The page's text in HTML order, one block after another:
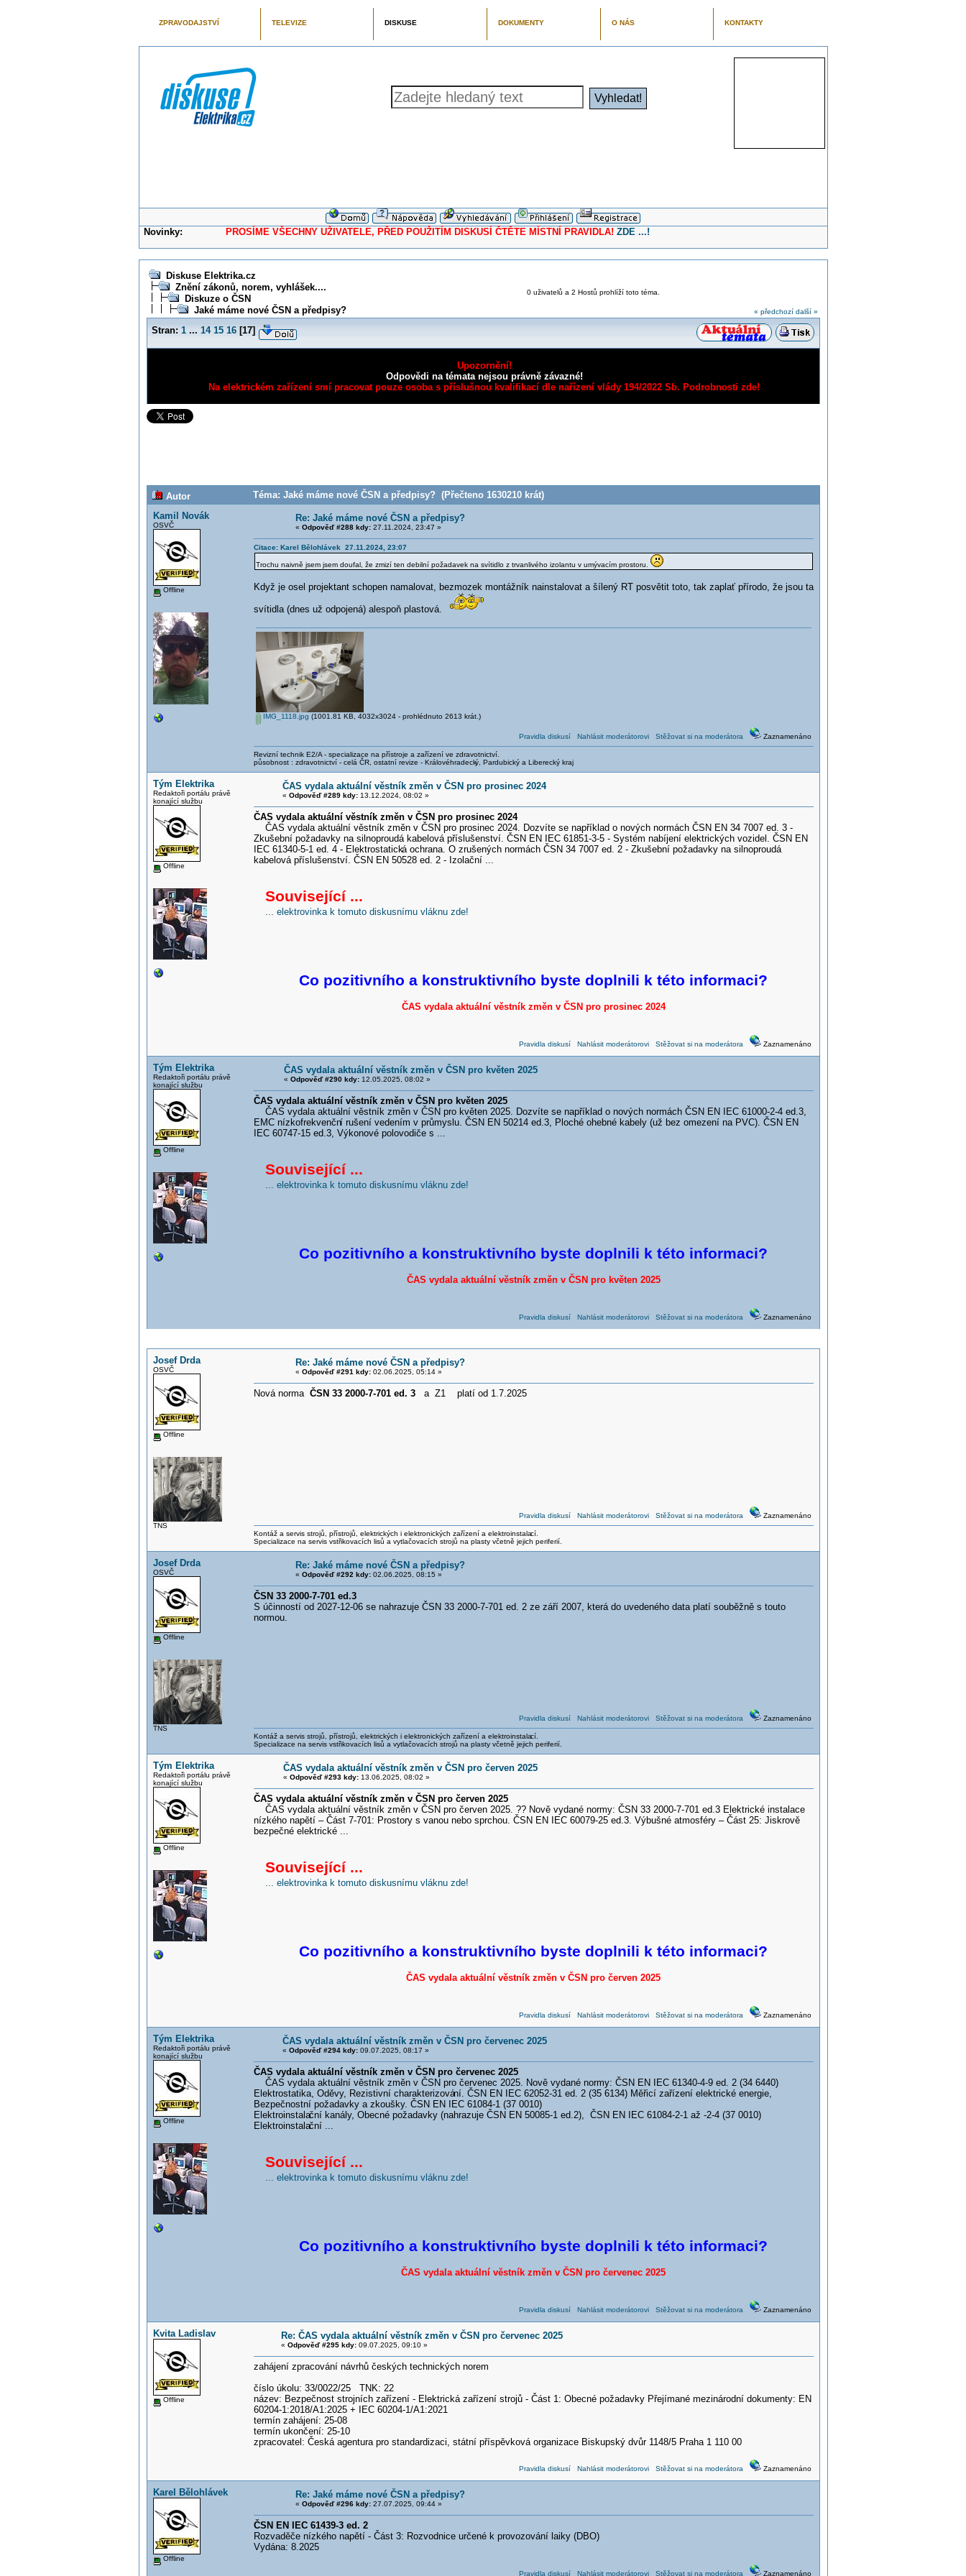
ZPRAVODAJSTVÍ TELEVIZE DISKUSE DOKUMENTY O NÁS KONTAKTY
Novinky: PROSÍME VŠECHNY UŽIVATELE, PŘED POUŽITÍM DISKUSÍ ČTĚTE MÍSTNÍ PRAVIDLA! ZDE ...!
Diskuse Elektrika.cz
Znění zákonů, norem, vyhlášek....
Diskuze o ČSN
Jaké máme nové ČSN a předpisy?
0 uživatelů a 2 Hostů prohlíží toto téma.
« předchozí další »
Stran: 1 ... 14 15 16[17]
Upozornění!
Odpovědi na témata nejsou právně závazné!
Na elektrickém zařízení smí pracovat pouze osoba s příslušnou kvalifikací dle nařízení vlády 194/2022 Sb. Podrobnosti zde!
Autor
Téma: Jaké máme nové ČSN a předpisy? (Přečteno 1630210 krát)
Kamil Novák
OSVČ
Offline
Re: Jaké máme nové ČSN a předpisy?
« Odpověď #288 kdy:27.11.2024, 23:47 »
Citace: Karel Bělohlávek 27.11.2024, 23:07
Trochu naivně jsem jsem doufal, že zmizí ten debilní požadavek na svítidlo z trvanlivého izolantu v umývacím prostoru.
Když je osel projektant schopen namalovat, bezmozek montážník nainstalovat a šílený RT posvětit toto, tak zaplať přírodo, že jsou ta
svítidla (dnes už odpojená) alespoň plastová.
IMG_1118.jpg (1001.81 KB, 4032x3024 - prohlédnuto 2613 krát.)
Pravidla diskusí Nahlásit moderátorovi Stěžovat si na moderátora Zaznamenáno
Revizní technik E2/A - specializace na přístroje a zařízení ve zdravotnictví.
působnost : zdravotnictví - celá ČR, ostatní revize - Královéhradecký, Pardubický a Liberecký kraj
Tým Elektrika
Redaktoři portálu právě
konající službu
Offline
ČAS vydala aktuální věstník změn v ČSN pro prosinec 2024
« Odpověď #289 kdy:13.12.2024, 08:02 »
ČAS vydala aktuální věstník změn v ČSN pro prosinec 2024
ČAS vydala aktuální věstník změn v ČSN pro prosinec 2024. Dozvíte se například o nových normách ČSN EN 34 7007 ed. 3 -
Zkušební požadavky na silnoproudá kabelová příslušenství. ČSN EN IEC 61851-3-5 - Systém nabíjení elektrických vozidel. ČSN EN
IEC 61340-5-1 ed. 4 - Elektrostatická ochrana. O zrušených normách ČSN 34 7007 ed. 2 - Zkušební požadavky na silnoproudá
kabelová příslušenství. ČSN EN 50528 ed. 2 - Izolační ...
Související ...
... elektrovinka k tomuto diskusnímu vláknu zde!
Co pozitivního a konstruktivního byste doplnili k této informaci?
ČAS vydala aktuální věstník změn v ČSN pro prosinec 2024
Pravidla diskusí Nahlásit moderátorovi Stěžovat si na moderátora Zaznamenáno
Tým Elektrika
Redaktoři portálu právě
konající službu
Offline
ČAS vydala aktuální věstník změn v ČSN pro květen 2025
« Odpověď #290 kdy:12.05.2025, 08:02 »
ČAS vydala aktuální věstník změn v ČSN pro květen 2025
ČAS vydala aktuální věstník změn v ČSN pro květen 2025. Dozvíte se například o nových normách ČSN EN IEC 61000-2-4 ed.3,
EMC nízkofrekvenční rušení vedením v průmyslu. ČSN EN 50214 ed.3, Ploché ohebné kabely (už bez omezení na PVC). ČSN EN
IEC 60747-15 ed.3, Výkonové polovodiče s ...
Související ...
... elektrovinka k tomuto diskusnímu vláknu zde!
Co pozitivního a konstruktivního byste doplnili k této informaci?
ČAS vydala aktuální věstník změn v ČSN pro květen 2025
Pravidla diskusí Nahlásit moderátorovi Stěžovat si na moderátora Zaznamenáno
Josef Drda
OSVČ
Offline
TNS
Re: Jaké máme nové ČSN a předpisy?
« Odpověď #291 kdy:02.06.2025, 05:14 »
Nová norma ČSN 33 2000-7-701 ed. 3 a Z1 platí od 1.7.2025
Pravidla diskusí Nahlásit moderátorovi Stěžovat si na moderátora Zaznamenáno
Kontáž a servis strojů, přístrojů, elektrických i elektronických zařízení a elektroinstalací.
Specializace na servis vstřikovacích lisů a vytlačovacích strojů na plasty včetně jejich periferií.
Josef Drda
OSVČ
Offline
TNS
Re: Jaké máme nové ČSN a předpisy?
« Odpověď #292 kdy:02.06.2025, 08:15 »
ČSN 33 2000-7-701 ed.3
S účinností od 2027-12-06 se nahrazuje ČSN 33 2000-7-701 ed. 2 ze září 2007, která do uvedeného data platí souběžně s touto
normou.
Pravidla diskusí Nahlásit moderátorovi Stěžovat si na moderátora Zaznamenáno
Kontáž a servis strojů, přístrojů, elektrických i elektronických zařízení a elektroinstalací.
Specializace na servis vstřikovacích lisů a vytlačovacích strojů na plasty včetně jejich periferií.
Tým Elektrika
Redaktoři portálu právě
konající službu
Offline
ČAS vydala aktuální věstník změn v ČSN pro červen 2025
« Odpověď #293 kdy:13.06.2025, 08:02 »
ČAS vydala aktuální věstník změn v ČSN pro červen 2025
ČAS vydala aktuální věstník změn v ČSN pro červen 2025. ?? Nově vydané normy: ČSN 33 2000-7-701 ed.3 Elektrické instalace
nízkého napětí – Část 7-701: Prostory s vanou nebo sprchou. ČSN EN IEC 60079-25 ed.3. Výbušné atmosféry – Část 25: Jiskrově
bezpečné elektrické ...
Související ...
... elektrovinka k tomuto diskusnímu vláknu zde!
Co pozitivního a konstruktivního byste doplnili k této informaci?
ČAS vydala aktuální věstník změn v ČSN pro červen 2025
Pravidla diskusí Nahlásit moderátorovi Stěžovat si na moderátora Zaznamenáno
Tým Elektrika
Redaktoři portálu právě
konající službu
Offline
ČAS vydala aktuální věstník změn v ČSN pro červenec 2025
« Odpověď #294 kdy:09.07.2025, 08:17 »
ČAS vydala aktuální věstník změn v ČSN pro červenec 2025
ČAS vydala aktuální věstník změn v ČSN pro červenec 2025. Nově vydané normy: ČSN EN IEC 61340-4-9 ed. 2 (34 6440)
Elektrostatika, Oděvy, Rezistivní charakterizování. ČSN EN IEC 62052-31 ed. 2 (35 6134) Měřicí zařízení elektrické energie,
Bezpečnostní požadavky a zkoušky. ČSN EN IEC 61084-1 (37 0010)
Elektroinstalační kanály, Obecné požadavky (nahrazuje ČSN EN 50085-1 ed.2), ČSN EN IEC 61084-2-1 až -2-4 (37 0010)
Elektroinstalační ...
Související ...
... elektrovinka k tomuto diskusnímu vláknu zde!
Co pozitivního a konstruktivního byste doplnili k této informaci?
ČAS vydala aktuální věstník změn v ČSN pro červenec 2025
Pravidla diskusí Nahlásit moderátorovi Stěžovat si na moderátora Zaznamenáno
Kvita Ladislav
Offline
Re: ČAS vydala aktuální věstník změn v ČSN pro červenec 2025
« Odpověď #295 kdy:09.07.2025, 09:10 »
zahájení zpracování návrhů českých technických norem
číslo úkolu: 33/0022/25 TNK: 22
název: Bezpečnost strojních zařízení - Elektrická zařízení strojů - Část 1: Obecné požadavky Přejímané mezinárodní dokumenty: EN
60204-1:2018/A1:2025 + IEC 60204-1/A1:2021
termín zahájení: 25-08
termín ukončení: 25-10
zpracovatel: Česká agentura pro standardizaci, státní příspěvková organizace Biskupský dvůr 1148/5 Praha 1 110 00
Pravidla diskusí Nahlásit moderátorovi Stěžovat si na moderátora Zaznamenáno
Karel Bělohlávek
Offline
Re: Jaké máme nové ČSN a předpisy?
« Odpověď #296 kdy:27.07.2025, 09:44 »
ČSN EN IEC 61439-3 ed. 2
Rozvaděče nízkého napětí - Část 3: Rozvodnice určené k provozování laiky (DBO)
Vydána: 8.2025
Pravidla diskusí Nahlásit moderátorovi Stěžovat si na moderátora Zaznamenáno